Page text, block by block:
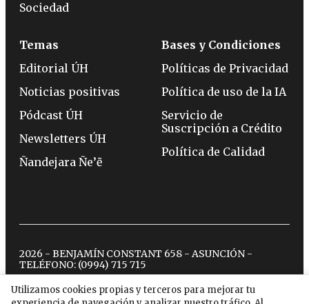
Utilizamos cookies propias y terceros para mejorar tu
Sociedad
Temas
Editorial ÚH
Noticias positivas
Pódcast ÚH
Newsletters ÚH
Ñandejara Ñe’ẽ
Bases y Condiciones
Políticas de Privacidad
Política de uso de la IA
Servicio de
Suscripción a Crédito
Política de Calidad
2026 - BENJAMÍN CONSTANT 658 - ASUNCIÓN -
TELÉFONO: (0994) 715 715